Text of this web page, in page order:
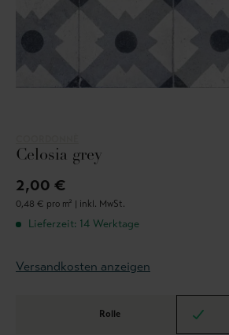
Celosia grey
2,00 €
0,48 € pro m² | inkl. MwSt.
Lieferzeit: 14 Werktage
Versandkosten anzeigen
Rolle